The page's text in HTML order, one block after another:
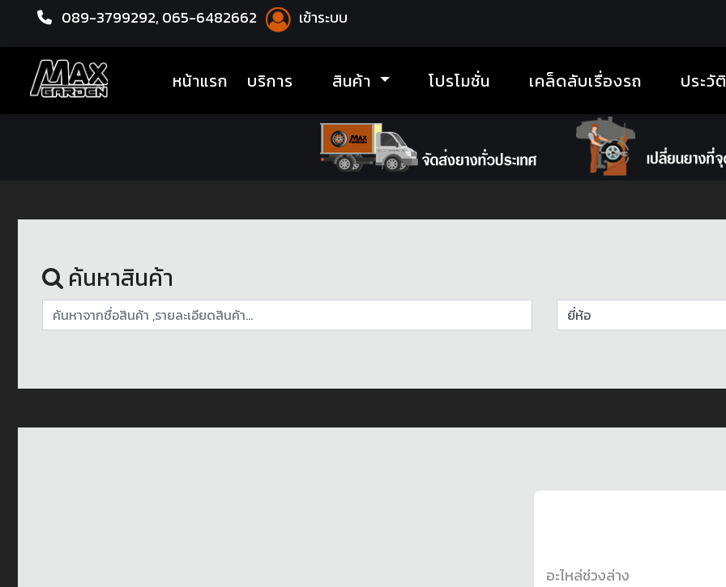
089-3799292, 065-6482662 เข้าระบบ
หน้าแรก(current)
บริการ สินค้า โปรโมชั่น เคล็ดลับเรื่องรถ ประวั
หน้าแรก อะไหล่ช่วงล่าง
ค้นหาสินค้า
อะไหล่ช่วงล่าง